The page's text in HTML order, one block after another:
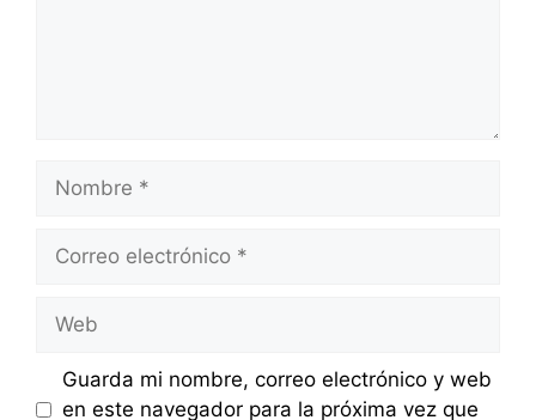
electrónico
Guarda mi nombre, correo electrónico y web
en este navegador para la próxima vez que